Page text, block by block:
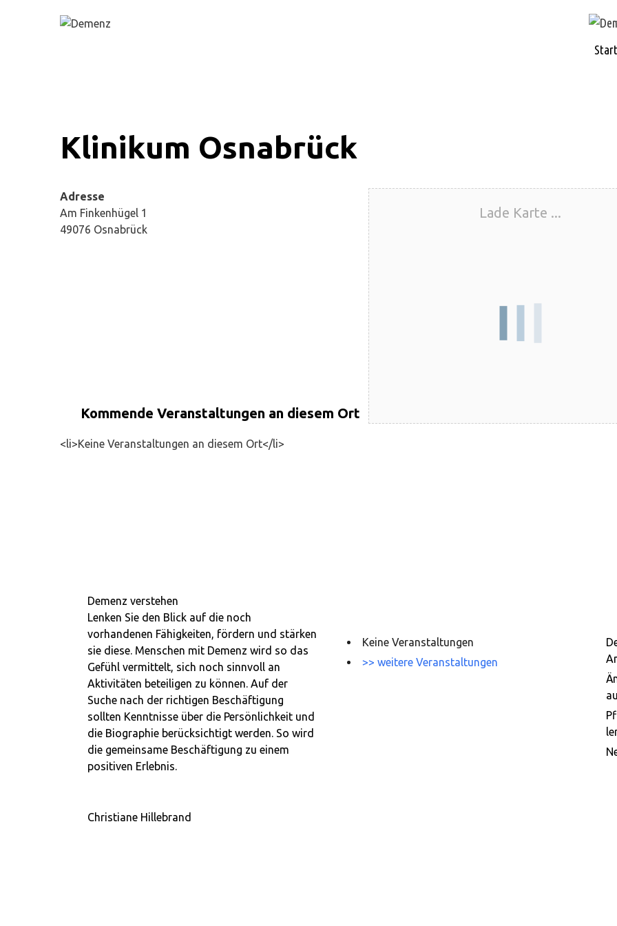
Start
Klinikum Osnabrück
Lade Karte ...
Adresse
Am Finkenhügel 1
49076 Osnabrück
Kommende Veranstaltungen an diesem Ort
<li>Keine Veranstaltungen an diesem Ort</li>
Demenz verstehen
Lenken Sie den Blick auf die noch
vorhandenen Fähigkeiten, fördern und stärken
sie diese. Menschen mit Demenz wird so das
Gefühl vermittelt, sich noch sinnvoll an
Aktivitäten beteiligen zu können. Auf der
Suche nach der richtigen Beschäftigung
sollten Kenntnisse über die Persönlichkeit und
die Biographie berücksichtigt werden. So wird
die gemeinsame Beschäftigung zu einem
positiven Erlebnis.
Christiane Hillebrand
Keine Veranstaltungen
>> weitere Veranstaltungen